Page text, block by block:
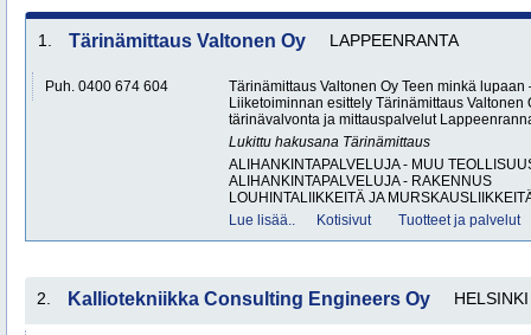
1. Tärinämittaus Valtonen Oy LAPPEENRANTA
Puh. 0400 674 604
Tärinämittaus Valtonen Oy Teen minkä
Liiketoiminnan esittely Tärinämittaus Valtonen
tärinävalvonta ja mittauspalvelut
Lukittu hakusana Tärinämittaus
ALIHANKINTAPALVELUJA - MUU
ALIHANKINTAPALVELUJA - RAKENNUS
LOUHINTALIIKKEITÄ JA
Lue lisää..
Kotisivut Tuotteet ja palvelut
2. Kalliotekniikka Consulting Engineers Oy HELSINKI